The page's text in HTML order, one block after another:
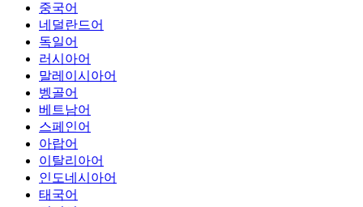
중국어
네덜란드어
독일어
러시아어
말레이시아어
벵골어
베트남어
스페인어
아랍어
이탈리아어
인도네시아어
태국어